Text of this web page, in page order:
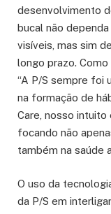
desenvolvimento
bucal não
visíveis, mas sim
longo prazo.
“A P/S sempre foi
na formação de
Care, nosso intuito
focando não
também na saúde
O uso da
da P/S em